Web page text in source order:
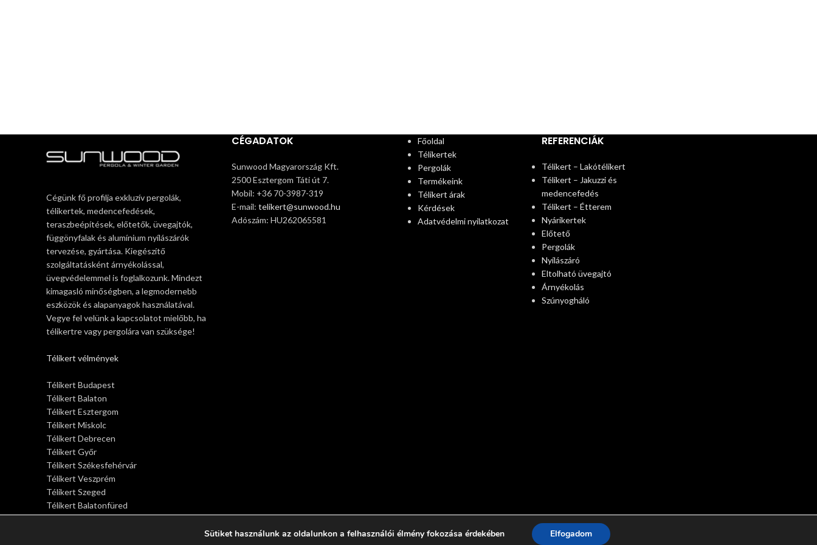
Cégünk fő profilja exkluzív pergolák,
télikertek, medencefedések,
teraszbeépítések, előtetők, üvegajtók,
függönyfalak és alumínium nyílászárók
tervezése, gyártása. Kiegészítő
szolgáltatásként árnyékolással,
üvegvédelemmel is foglalkozunk. Mindezt
kimagasló minőségben, a legmodernebb
eszközök és alapanyagok használatával.
Vegye fel velünk a kapcsolatot mielőbb, ha
télikertre vagy pergolára van szüksége!
Télikert vélmények
Télikert Budapest
Télikert Balaton
Télikert Esztergom
Télikert Miskolc
Télikert Debrecen
Télikert Győr
Télikert Székesfehérvár
Télikert Veszprém
Télikert Szeged
Télikert Balatonfüred
Télikert Siófok
CÉGADATOK
Sunwood Magyarország Kft.
2500 Esztergom Táti út 7.
Mobil: +36 70-3987-319
E-mail:telikert@sunwood.hu
Adószám: HU262065581
Főoldal
Télikertek
Pergolák
Termékeink
Télikert árak
Kérdések
Adatvédelmi nyilatkozat
REFERENCIÁK
Télikert – Lakótélikert
Télikert – Jakuzzi és
medencefedés
Télikert – Étterem
Nyárikertek
Előtető
Pergolák
Nyílászáró
Eltolható üvegajtó
Árnyékolás
Szúnyogháló
Sütiket használunk az oldalunkon a felhasználói élmény fokozása érdekében Elfogadom